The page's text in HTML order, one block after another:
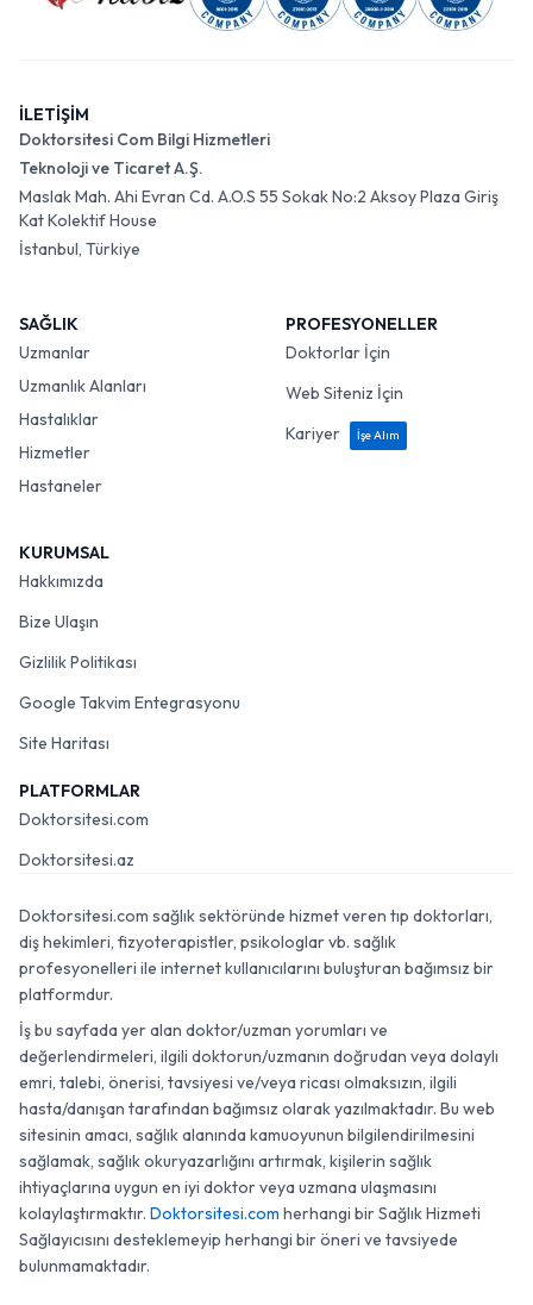
İLETİŞİM
Doktorsitesi Com Bilgi Hizmetleri
Teknoloji ve Ticaret A.Ş.
Maslak Mah. Ahi Evran Cd. A.O.S 55 Sokak No:2 Aksoy Plaza Giriş
Kat Kolektif House
İstanbul, Türkiye
SAĞLIK
Uzmanlar
Uzmanlık Alanları
Hastalıklar
Hizmetler
Hastaneler
PROFESYONELLER
Doktorlar İçin
Web Siteniz İçin
Kariyer
İşe Alım
KURUMSAL
Hakkımızda
Bize Ulaşın
Gizlilik Politikası
Google Takvim Entegrasyonu
Site Haritası
PLATFORMLAR
Doktorsitesi.com
Doktorsitesi.az
Doktorsitesi.com sağlık sektöründe hizmet veren tıp doktorları,
diş hekimleri, fizyoterapistler, psikologlar vb. sağlık
profesyonelleri ile internet kullanıcılarını buluşturan bağımsız bir
platformdur.
İş bu sayfada yer alan doktor/uzman yorumları ve
değerlendirmeleri, ilgili doktorun/uzmanın doğrudan veya dolaylı
emri, talebi, önerisi, tavsiyesi ve/veya ricası olmaksızın, ilgili
hasta/danışan tarafından bağımsız olarak yazılmaktadır. Bu web
sitesinin amacı, sağlık alanında kamuoyunun bilgilendirilmesini
sağlamak, sağlık okuryazarlığını artırmak, kişilerin sağlık
ihtiyaçlarına uygun en iyi doktor veya uzmana ulaşmasını
kolaylaştırmaktır. Doktorsitesi.com herhangi bir Sağlık Hizmeti
Sağlayıcısını desteklemeyip herhangi bir öneri ve tavsiyede
bulunmamaktadır.